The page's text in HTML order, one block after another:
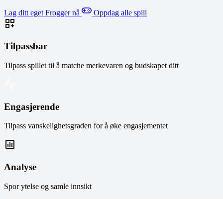
Lag ditt eget Frogger nå Oppdag alle spill
Tilpassbar
Tilpass spillet til å matche merkevaren og budskapet ditt
Engasjerende
Tilpass vanskelighetsgraden for å øke engasjementet
Analyse
Spor ytelse og samle innsikt